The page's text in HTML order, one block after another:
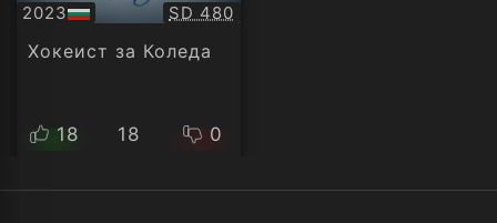
2023
БГ
аудио
Качество:
SD 480
Хокеист за Коледа
18 18 0